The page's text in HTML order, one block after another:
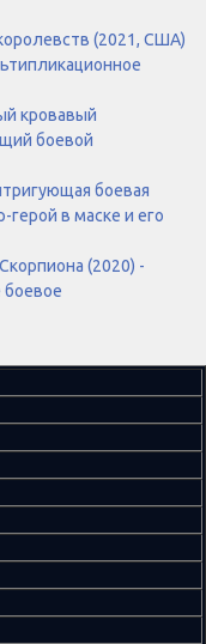
(2021, США)
кровавый
боевой
боевая
герой в маске и его
(2020) -
боевое